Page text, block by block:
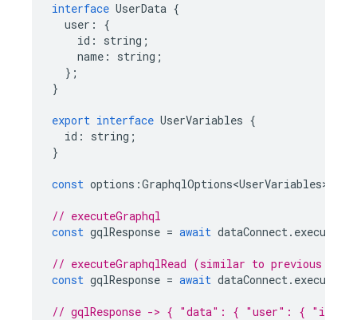
interface UserData {
user :
{
id : string ;
name : string ;
};
}
export interface UserVariables {
id : string ;
}
const options :GraphqlOptions<UserVariables>
// executeGraphql
const gqlResponse = await dataConnect.
// executeGraphqlRead (similar to previous
const gqlResponse = await dataConnect.
// gqlResponse -> { "data": { "user": { "id":